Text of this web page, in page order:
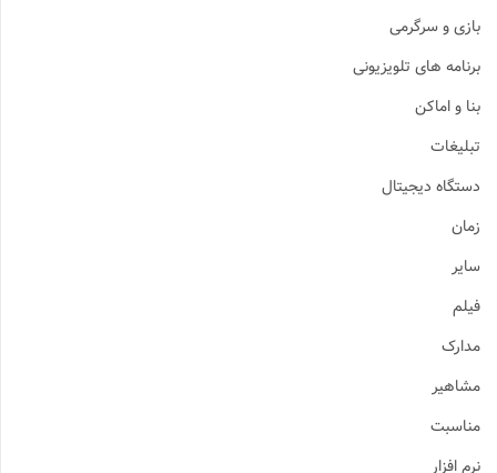
بازی و سرگرمی
برنامه های تلویزیونی
بنا و اماکن
تبلیغات
دستگاه دیجیتال
زمان
سایر
فیلم
مدارک
مشاهیر
مناسبت
نرم افزار